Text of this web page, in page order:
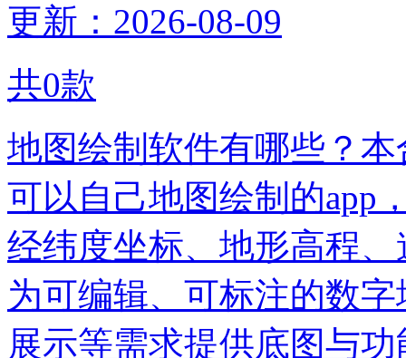
更新：2026-08-09
共0款
地图绘制软件有哪些？
可以自己地图绘制的app
经纬度坐标、地形高程
为可编辑、可标注的数
展示等需求提供底图与